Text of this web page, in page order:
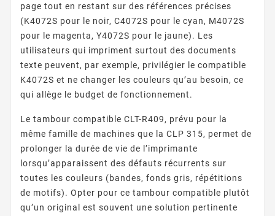
page tout en restant sur des références précises
(K4072S pour le noir, C4072S pour le cyan, M4072S
pour le magenta, Y4072S pour le jaune). Les
utilisateurs qui impriment surtout des documents
texte peuvent, par exemple, privilégier le compatible
K4072S et ne changer les couleurs qu’au besoin, ce
qui allège le budget de fonctionnement.
Le tambour compatible CLT-R409, prévu pour la
même famille de machines que la CLP 315, permet de
prolonger la durée de vie de l’imprimante
lorsqu’apparaissent des défauts récurrents sur
toutes les couleurs (bandes, fonds gris, répétitions
de motifs). Opter pour ce tambour compatible plutôt
qu’un original est souvent une solution pertinente